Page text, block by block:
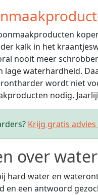
kalk in het
nooit meer
lage waterhardheid.
wordt niet
nodig.
Krijg gratis
over
hard water en
en een antwoord